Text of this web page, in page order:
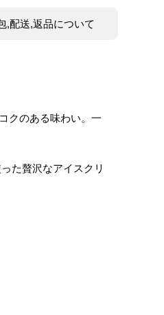
,配送,返品について
クのある味わい。一
た贅沢なアイスクリ